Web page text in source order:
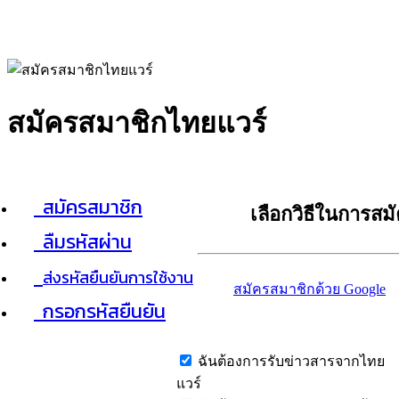
สมัครสมาชิกไทยแวร์
สมัครสมาชิก
ลืมรหัสผ่าน
ส่งรหัสยืนยันการใช้งาน
กรอกรหัสยืนยัน
เลือกวิธีในการส
สมัครสมาชิกด้วย Google
ฉันต้องการรับข่าวสารจากไทย
แวร์